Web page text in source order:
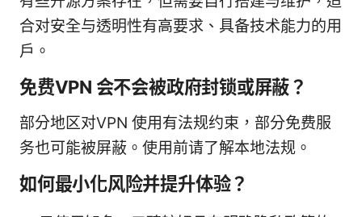
合对安全与透明性有高要求、具备技术能力的用
户。
免费VPN 会不会被政府封锁或屏蔽？
部分地区对VPN 使用有法规约束，部分免费服
务也可能被屏蔽。使用前请了解本地法规。
如何最小化风险并提升体验？